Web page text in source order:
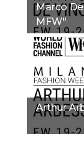
Marco
MFW"
Arthur